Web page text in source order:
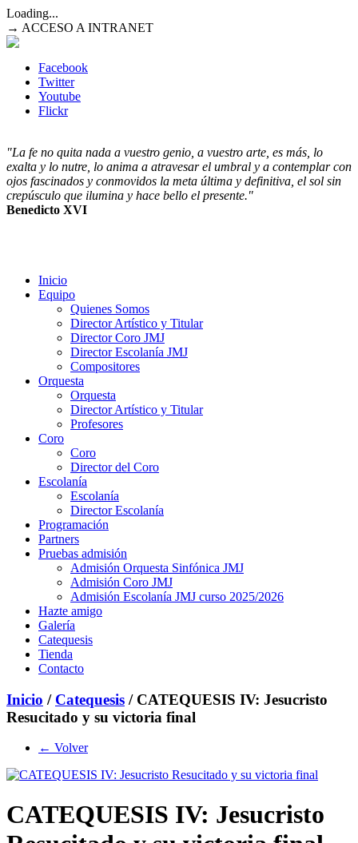
Loading...
→ ACCESO A INTRANET
Facebook
Twitter
Youtube
Flickr
"La fe no quita nada a vuestro genio, a vuestro arte, es más, lo
exalta y lo nutre, lo anima a atravesar el umbral y a contemplar con
ojos fascinados y conmovidos la meta última y definitiva, el sol sin
crepúsculo que ilumina y hace bello el presente."
Benedicto XVI
Inicio
Equipo
Quienes Somos
Director Artístico y Titular
Director Coro JMJ
Director Escolanía JMJ
Compositores
Orquesta
Orquesta
Director Artístico y Titular
Profesores
Coro
Coro
Director del Coro
Escolanía
Escolanía
Director Escolanía
Programación
Partners
Pruebas admisión
Admisión Orquesta Sinfónica JMJ
Admisión Coro JMJ
Admisión Escolanía JMJ curso 2025/2026
Hazte amigo
Galería
Catequesis
Tienda
Contacto
Inicio / Catequesis / CATEQUESIS IV: Jesucristo
Resucitado y su victoria final
← Volver
CATEQUESIS IV: Jesucristo